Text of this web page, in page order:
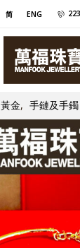
简 ENG
黃金, 手鏈及手鐲